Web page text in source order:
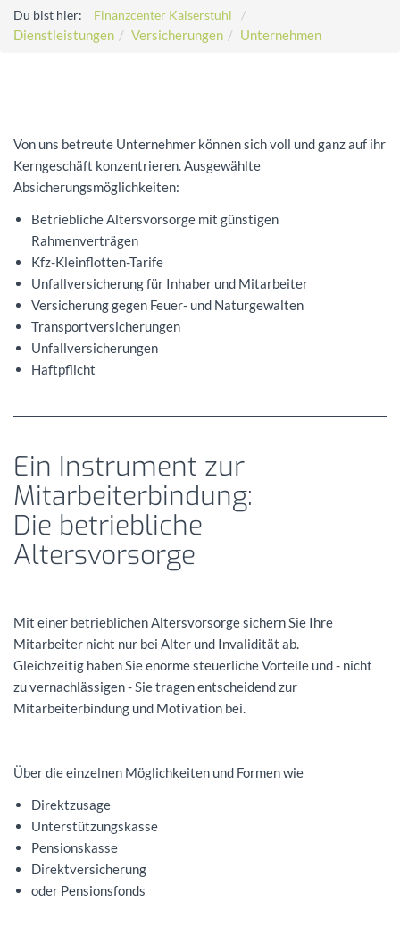
Du bist hier: Finanzcenter Kaiserstuhl
Dienstleistungen Versicherungen Unternehmen
Von uns betreute Unternehmer können sich voll und ganz auf ihr
Kerngeschäft konzentrieren. Ausgewählte
Absicherungsmöglichkeiten:
Betriebliche Altersvorsorge mit günstigen
Rahmenverträgen
Kfz-Kleinflotten-Tarife
Unfallversicherung für Inhaber und Mitarbeiter
Versicherung gegen Feuer- und Naturgewalten
Transportversicherungen
Unfallversicherungen
Haftpflicht
Ein Instrument zur
Mitarbeiterbindung:
Die betriebliche
Altersvorsorge
Mit einer betrieblichen Altersvorsorge sichern Sie Ihre
Mitarbeiter nicht nur bei Alter und Invalidität ab.
Gleichzeitig haben Sie enorme steuerliche Vorteile und - nicht
zu vernachlässigen - Sie tragen entscheidend zur
Mitarbeiterbindung und Motivation bei.
Über die einzelnen Möglichkeiten und Formen wie
Direktzusage
Unterstützungskasse
Pensionskasse
Direktversicherung
oder Pensionsfonds